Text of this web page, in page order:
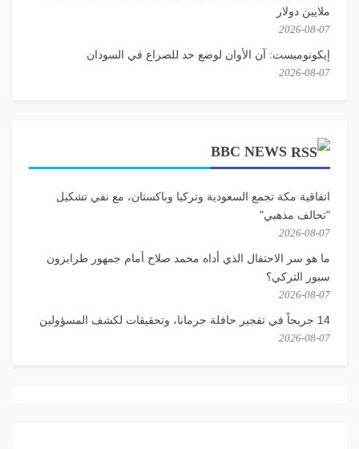
ملايين دولار
2026-08-07
إيكونوميست: آن الأوان لوضع حد للصراع في السودان
2026-08-07
BBC NEWS
اتفاقية مكة تجمع السعودية وتركيا وباكستان، مع نفي تشكيل
"تحالف مذهبي"
2026-08-07
ما هو سر الاحتفال الذي أداه محمد صلاح أمام جمهور طرابزون
سبور التركي؟
2026-08-07
14 جريحاً في تفجير حافلة جرمانا، وتحقيقات لكشف المسؤولين
2026-08-07